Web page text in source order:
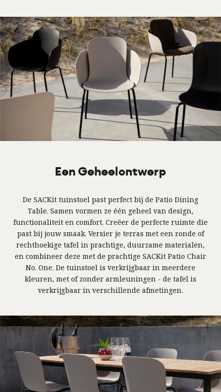
Een Geheelontwerp
De SACKit tuinstoel past perfect bij de Patio Dining
Table. Samen vormen ze één geheel van design,
functionaliteit en comfort. Creëer de perfecte ruimte die
past bij jouw smaak. Versier je terras met een ronde of
rechthoekige tafel in prachtige, duurzame materialen,
en combineer deze met de prachtige SACKit Patio Chair
No. One. De tuinstoel is verkrijgbaar in meerdere
kleuren, met of zonder armleuningen - de tafel is
verkrijgbaar in verschillende afmetingen.